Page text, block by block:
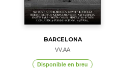
BARCELONA
VV.AA
Disponible en breu